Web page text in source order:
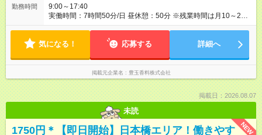
勤務時間
9:00～17:40
実働時間：7時間50分/日 昼休憩：50分 ※残業時間は月10～20時
間程度
気になる！ 応募する 詳細へ
掲載元企業名 豊玉香料株式会社
掲載日：2026.08.07
未読
NEW
1750円＊【即日開始】日本橋エリア！働きやす